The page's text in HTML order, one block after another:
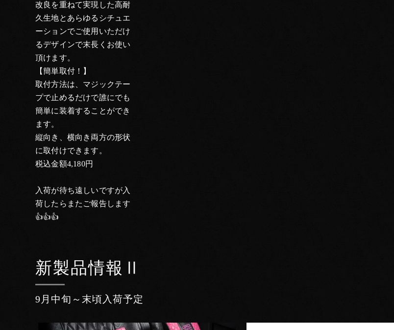
改良を重ねて実現した高耐
久生地とあらゆるシチュエ
ーションでご使用いただけ
るデザインで末長くお使い
頂けます。
【簡単取付！】
取付方法は、マジックテー
プで止めるだけで誰にでも
簡単に装着することができ
ます。
縦向き、横向き両方の形状
に取付けできます。
税込金額4,180円
入荷が待ち遠しいですが入
荷したらまたご報告します
👍👍👍
9月中旬～末頃入荷予定
新製品情報Ⅱ